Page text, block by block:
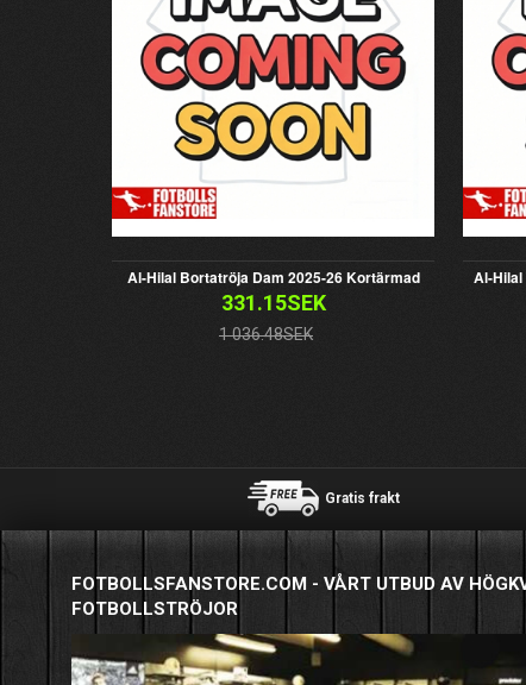
Al-Hilal Bortatröja Dam 2025-26 Kortärmad
331.15SEK
1 036.48SEK
Al-Hilal
Gratis frakt
FOTBOLLSFANSTORE.COM - VÅRT UTBUD AV
FOTBOLLSTRÖJOR